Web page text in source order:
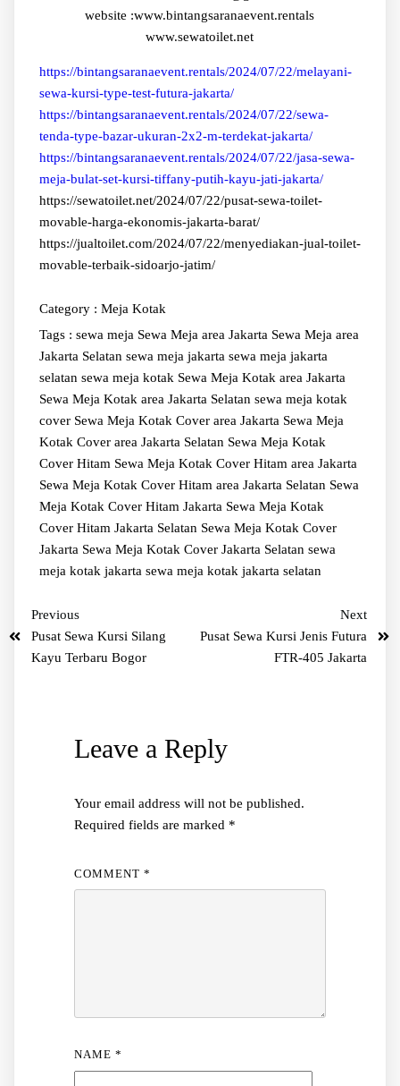
website :www.bintangsaranaevent.rentals
www.sewatoilet.net
https://bintangsaranaevent.rentals/2024/07/22/melayani-
sewa-kursi-type-test-futura-jakarta/
https://bintangsaranaevent.rentals/2024/07/22/sewa-
tenda-type-bazar-ukuran-2x2-m-terdekat-jakarta/
https://bintangsaranaevent.rentals/2024/07/22/jasa-sewa-
meja-bulat-set-kursi-tiffany-putih-kayu-jati-jakarta/
https://sewatoilet.net/2024/07/22/pusat-sewa-toilet-
movable-harga-ekonomis-jakarta-barat/
https://jualtoilet.com/2024/07/22/menyediakan-jual-toilet-
movable-terbaik-sidoarjo-jatim/
Category : Meja Kotak
Tags : sewa meja Sewa Meja area Jakarta Sewa Meja area
Jakarta Selatan sewa meja jakarta sewa meja jakarta
selatan sewa meja kotak Sewa Meja Kotak area Jakarta
Sewa Meja Kotak area Jakarta Selatan sewa meja kotak
cover Sewa Meja Kotak Cover area Jakarta Sewa Meja
Kotak Cover area Jakarta Selatan Sewa Meja Kotak
Cover Hitam Sewa Meja Kotak Cover Hitam area Jakarta
Sewa Meja Kotak Cover Hitam area Jakarta Selatan Sewa
Meja Kotak Cover Hitam Jakarta Sewa Meja Kotak
Cover Hitam Jakarta Selatan Sewa Meja Kotak Cover
Jakarta Sewa Meja Kotak Cover Jakarta Selatan sewa
meja kotak jakarta sewa meja kotak jakarta selatan
Previous
Pusat Sewa Kursi Silang
Kayu Terbaru Bogor
Next
Pusat Sewa Kursi Jenis Futura
FTR-405 Jakarta
Leave a Reply
Your email address will not be published.
Required fields are marked *
COMMENT *
NAME *